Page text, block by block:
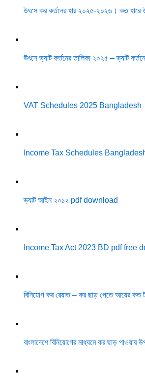
উৎসে কর কর্তনের হার ২০২৫-২০২৬। কত হারে
উৎসে ভ্যাট কর্তনের তালিকা ২০২৫ – ভ্যাট
VAT Schedules 2025 Bangladesh
Income Tax Schedules
ভ্যাট আইন ২০১২ pdf download
Income Tax Act 2023 BD pdf free
বিনিয়োগ কর রেয়াত – কর ছাড় পেতে আয়ের কত
বাংলাদেশে বিনিয়োগের মাধ্যমে কর ছাড় পাওয়ার